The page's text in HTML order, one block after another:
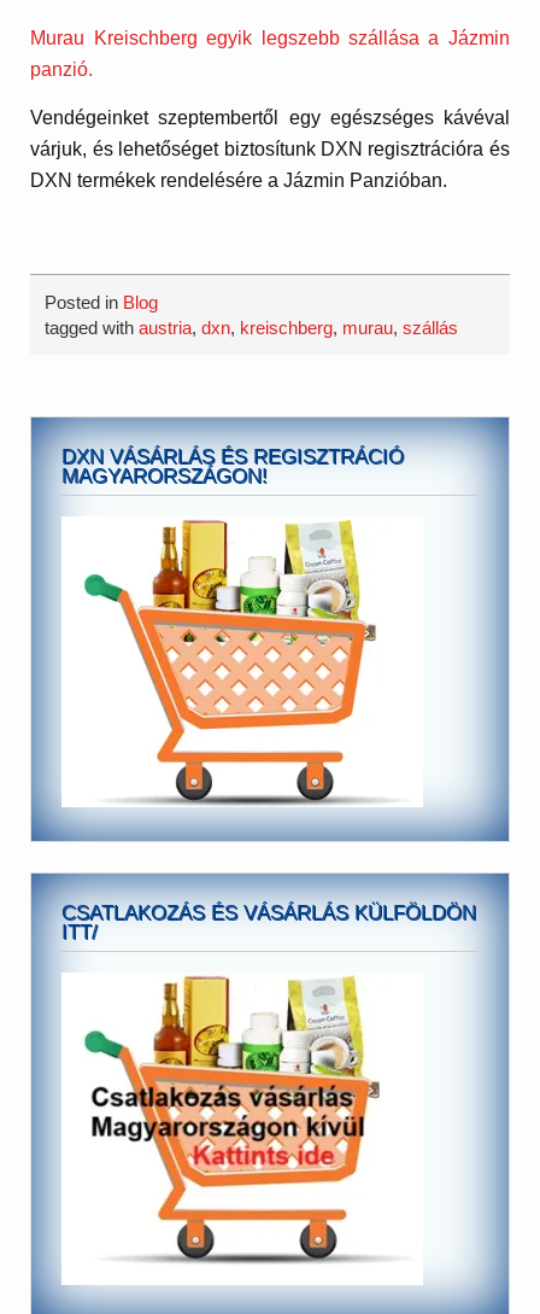
Murau Kreischberg egyik legszebb szállása a Jázmin
panzió.
Vendégeinket szeptembertől egy egészséges kávéval
várjuk, és lehetőséget biztosítunk DXN regisztrációra és
DXN termékek rendelésére a Jázmin Panzióban.
Posted in Blog
tagged withaustria,dxn, kreischberg, murau,szállás
DXN VÁSÁRLÁS ÉS REGISZTRÁCIÓ
MAGYARORSZÁGON!
CSATLAKOZÁS ÉS VÁSÁRLÁS KÜLFÖLDÖN
ITT/